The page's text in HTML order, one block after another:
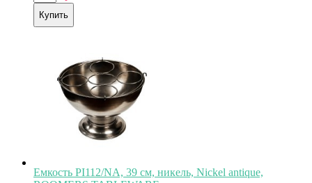
Купить
Емкость PI112/NA, 39 см, никель, Nickel antique,